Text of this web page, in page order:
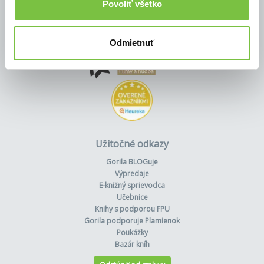
Povoliť všetko
Odmietnuť
Užitočné odkazy
Gorila BLOGuje
Výpredaje
E-knižný sprievodca
Učebnice
Knihy s podporou FPU
Gorila podporuje Plamienok
Poukážky
Bazár kníh